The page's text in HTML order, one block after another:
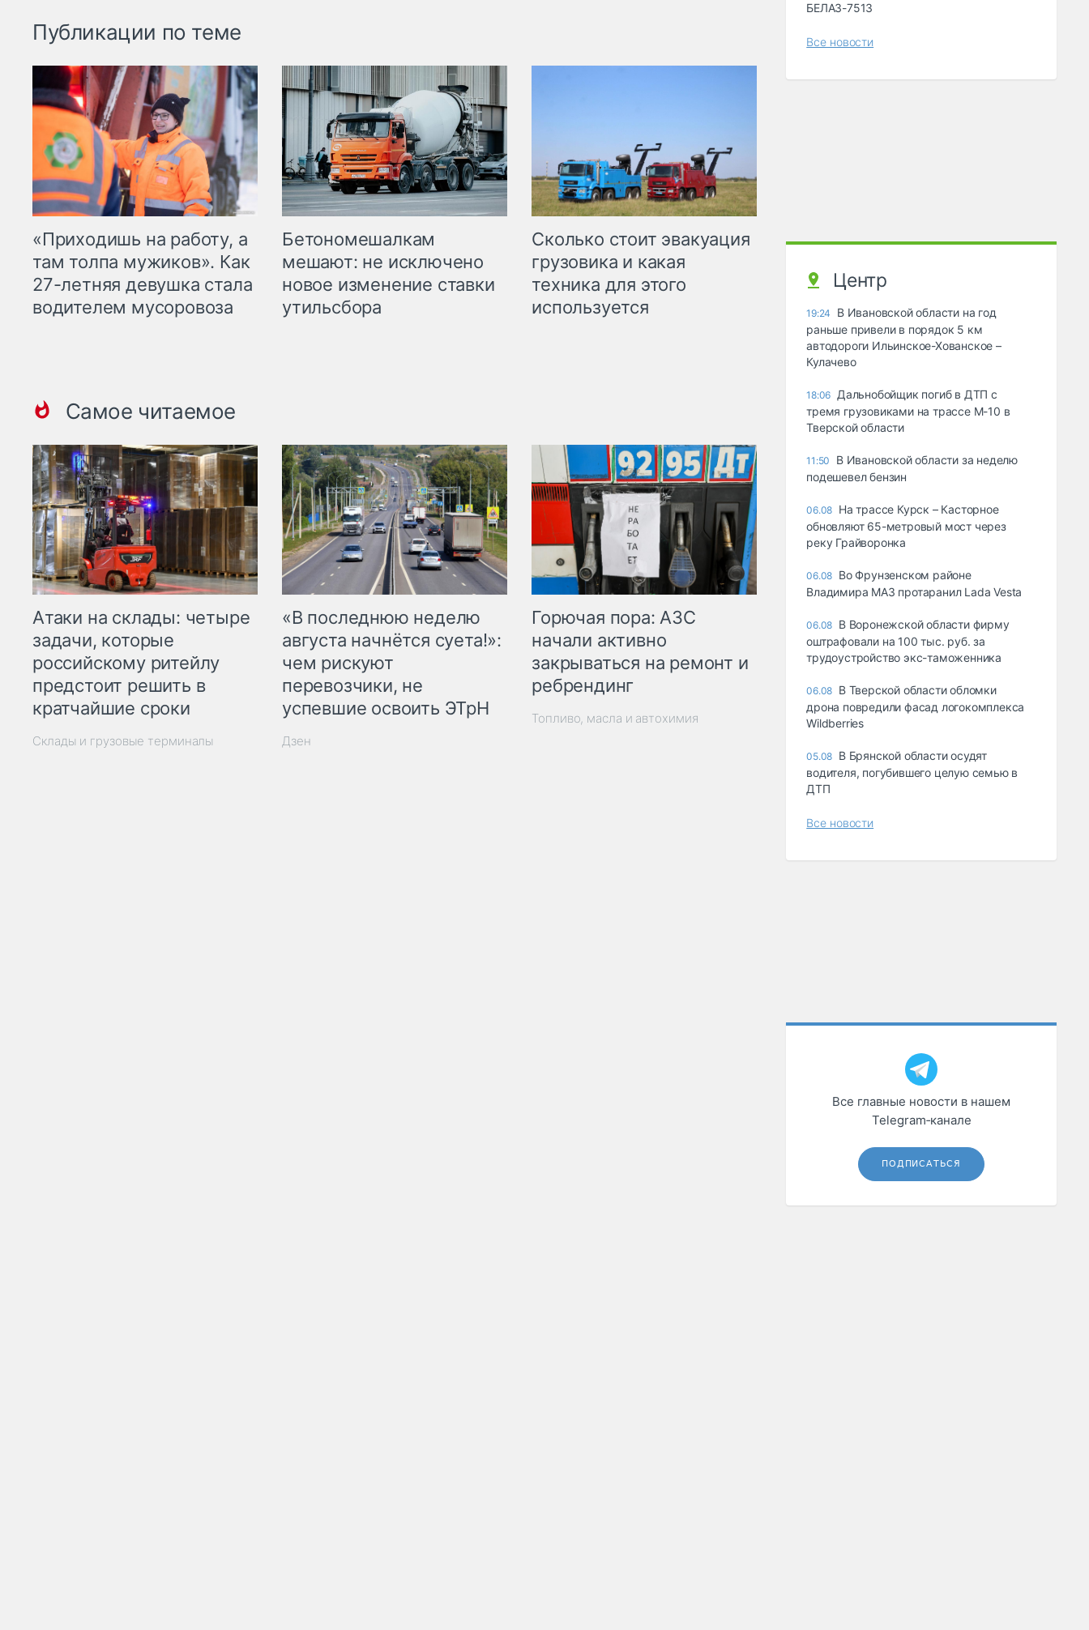
Публикации по теме
«Приходишь на работу, а
там толпа мужиков». Как
27-летняя девушка стала
водителем мусоровоза
Бетономешалкам
мешают: не исключено
новое изменение ставки
утильсбора
Сколько стоит эвакуация
грузовика и какая
техника для этого
используется
Самое читаемое
Атаки на склады: четыре
задачи, которые
российскому ритейлу
предстоит решить в
кратчайшие сроки
Склады и грузовые терминалы
«В последнюю неделю
августа начнётся суета!»:
чем рискуют
перевозчики, не
успевшие освоить ЭТрН
Дзен
Горючая пора: АЗС
начали активно
закрываться на ремонт и
ребрендинг
Топливо, масла и автохимия
БЕЛАЗ-7513
Все новости
Центр
19:24
В Ивановской области на год
раньше привели в порядок 5 км
автодороги Ильинское-Хованское –
Кулачево
18:06 Дальнобойщик погиб в ДТП с
тремя грузовиками на трассе М-10 в
Тверской области
11:50
В Ивановской области за неделю
подешевел бензин
06.08 На трассе Курск – Касторное
обновляют 65-метровый мост через
реку Грайворонка
06.08 Во Фрунзенском районе
Владимира МАЗ протаранил Lada Vesta
06.08 В Воронежской области фирму
оштрафовали на 100 тыс. руб. за
трудоустройство экс-таможенника
06.08 В Тверской области обломки
дрона повредили фасад логокомплекса
Wildberries
05.08 В Брянской области осудят
водителя, погубившего целую семью в
ДТП
Все новости
Все главные новости в нашем
Telegram‑канале
ПОДПИСАТЬСЯ